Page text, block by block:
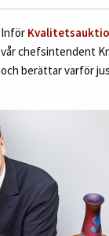
Inför
vår chefsintendent
och berättar varför